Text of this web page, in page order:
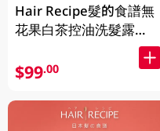
Hair Recipe髮的食譜無
花果白茶控油洗髮露
510ML(新舊裝隨機發貨)
$99.00